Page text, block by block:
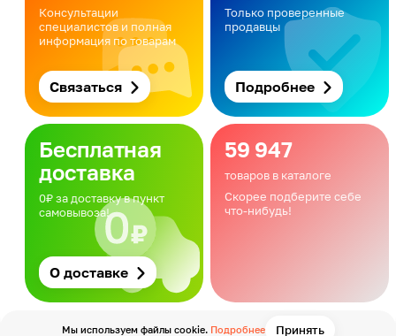
Консультации
специалистов и полная
информация по товарам
Связаться
Только проверенные
продавцы
Подробнее
Бесплатная
доставка
0₽ за доставку в пункт
самовывоза!
О доставке
59 947
товаров в каталоге
Скорее подберите себе
что-нибудь!
Мы используем файлы cookie. Подробнее Принять